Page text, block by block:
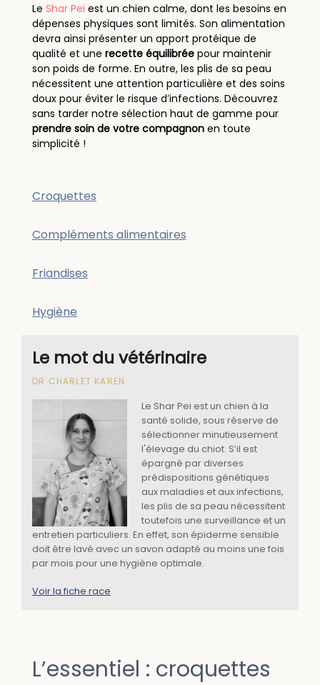
Le Shar Pei est un chien calme, dont les besoins en
dépenses physiques sont limités. Son alimentation
devra ainsi présenter un apport protéique de
qualité et une recette équilibrée pour maintenir
son poids de forme. En outre, les plis de sa peau
nécessitent une attention particulière et des soins
doux pour éviter le risque d’infections. Découvrez
sans tarder notre sélection haut de gamme pour
prendre soin de votre compagnon en toute
simplicité !
Croquettes
Compléments alimentaires
Friandises
Hygiène
Le mot du vétérinaire
DR CHARLET KAREN
Le Shar Pei est un chien à la
santé solide, sous réserve de
sélectionner minutieusement
l'élevage du chiot. S’il est
épargné par diverses
prédispositions génétiques
aux maladies et aux infections,
les plis de sa peau nécessitent
toutefois une surveillance et un
entretien particuliers. En effet, son épiderme sensible
doit être lavé avec un savon adapté au moins une fois
par mois pour une hygiène optimale.
Voir la fiche race
L’essentiel : croquettes